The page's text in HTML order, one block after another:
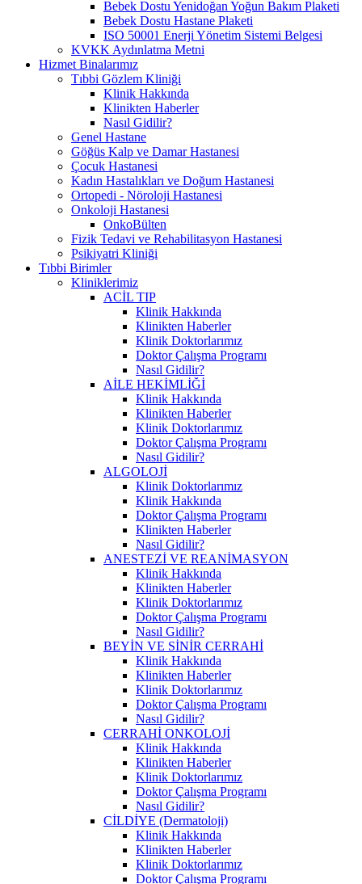
Bebek Dostu Yenidoğan Yoğun Bakım Plaketi
Bebek Dostu Hastane Plaketi
ISO 50001 Enerji Yönetim Sistemi Belgesi
KVKK Aydınlatma Metni
Hizmet Binalarımız
Tıbbi Gözlem Kliniği
Klinik Hakkında
Klinikten Haberler
Nasıl Gidilir?
Genel Hastane
Göğüs Kalp ve Damar Hastanesi
Çocuk Hastanesi
Kadın Hastalıkları ve Doğum Hastanesi
Ortopedi - Nöroloji Hastanesi
Onkoloji Hastanesi
OnkoBülten
Fizik Tedavi ve Rehabilitasyon Hastanesi
Psikiyatri Kliniği
Tıbbi Birimler
Kliniklerimiz
ACİL TIP
Klinik Hakkında
Klinikten Haberler
Klinik Doktorlarımız
Doktor Çalışma Programı
Nasıl Gidilir?
AİLE HEKİMLİĞİ
Klinik Hakkında
Klinikten Haberler
Klinik Doktorlarımız
Doktor Çalışma Programı
Nasıl Gidilir?
ALGOLOJİ
Klinik Doktorlarımız
Klinik Hakkında
Doktor Çalışma Programı
Klinikten Haberler
Nasıl Gidilir?
ANESTEZİ VE REANİMASYON
Klinik Hakkında
Klinikten Haberler
Klinik Doktorlarımız
Doktor Çalışma Programı
Nasıl Gidilir?
BEYİN VE SİNİR CERRAHİ
Klinik Hakkında
Klinikten Haberler
Klinik Doktorlarımız
Doktor Çalışma Programı
Nasıl Gidilir?
CERRAHİ ONKOLOJİ
Klinik Hakkında
Klinikten Haberler
Klinik Doktorlarımız
Doktor Çalışma Programı
Nasıl Gidilir?
CİLDİYE (Dermatoloji)
Klinik Hakkında
Klinikten Haberler
Klinik Doktorlarımız
Doktor Çalışma Programı